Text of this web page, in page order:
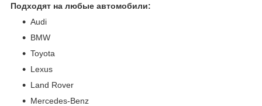
Подходят на любые автомобили:
Audi
BMW
Toyota
Lexus
Land Rover
Mercedes-Benz